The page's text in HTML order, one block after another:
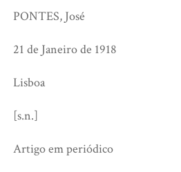
PONTES, José
21 de Janeiro de 1918
Lisboa
[s.n.]
Artigo em periódico